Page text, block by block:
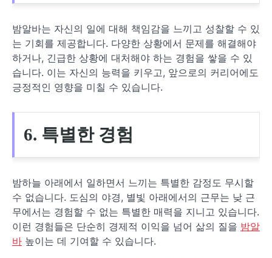
밤알바는 자신의 일에 대해 책임감을 느끼고 성찰할 수 있
는 기회를 제공합니다. 다양한 상황에서 문제를 해결해야
하거나, 긴급한 상황에 대처해야 하는 경험을 쌓을 수 있
습니다. 이는 자신의 능력을 키우고, 앞으로의 커리어에도
긍정적인 영향을 미칠 수 있습니다.
6. 특별한 경험
밤하늘 아래에서 일하면서 느끼는 특별한 감정도 무시할
수 없습니다. 도심의 야경, 별빛 아래에서의 근무는 낮 근
무에서는 경험할 수 없는 특별한 매력을 지니고 있습니다.
이런 경험들은 단순히 경제적 이익을 넘어 삶의 질을 밤알
바 높이는 데 기여할 수 있습니다.